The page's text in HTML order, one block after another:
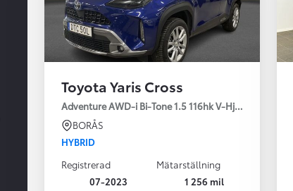
Toyota Yaris Cross
Adventure AWD-i Bi-Tone 1.5 116hk V-Hjul Drag JBL
BORÅS
HYBRID
Registrerad
07-2023
Mätarställning
1 256 mil